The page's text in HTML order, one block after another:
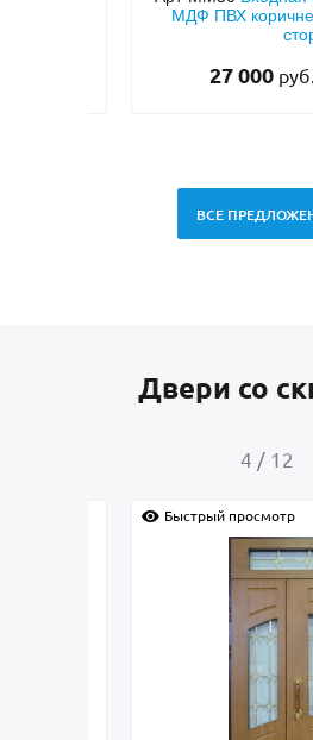
МДФ ПВХ коричневого
сторон
27 000 руб. 29
ВСЕ
Двери со
4 / 12
Быстрый просмотр